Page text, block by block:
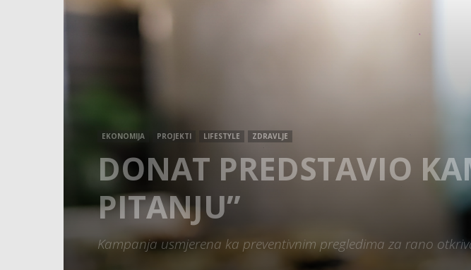
EKONOMIJA PROJEKTI LIFESTYLE ZDRAVLJE
DONAT PREDSTAVIO
PITANJU”
Kampanja usmjerena ka preventivnim pregledima za rano